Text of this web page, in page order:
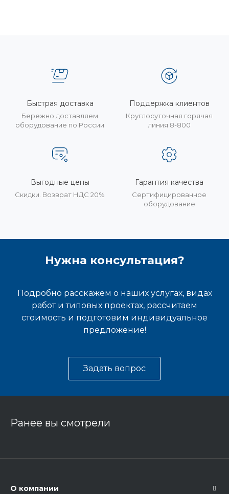
Быстрая доставка
Бережно доставляем
оборудование по России
Поддержка клиентов
Круглосуточная горячая
линия 8-800
Выгодные цены
Скидки. Возврат НДС 20%
Гарантия качества
Сертифицированное
оборудование
Нужна консультация?
Подробно расскажем о наших услугах, видах
работ и типовых проектах, рассчитаем
стоимость и подготовим индивидуальное
предложение!
Задать вопрос
Ранее вы смотрели
О компании